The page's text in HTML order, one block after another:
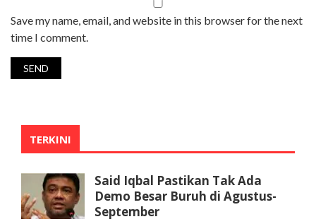
Save my name, email, and website in this browser for the next
time I comment.
TERKINI
Said Iqbal Pastikan Tak Ada
Demo Besar Buruh di Agustus-
September